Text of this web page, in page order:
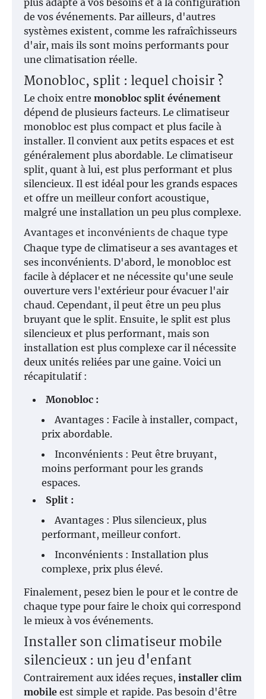
plus adapté à vos besoins et à la configuration
de vos événements. Par ailleurs, d'autres
systèmes existent, comme les rafraîchisseurs
d'air, mais ils sont moins performants pour
une climatisation réelle.
Monobloc, split : lequel choisir ?
Le choix entre monobloc split événement
dépend de plusieurs facteurs. Le climatiseur
monobloc est plus compact et plus facile à
installer. Il convient aux petits espaces et est
généralement plus abordable. Le climatiseur
split, quant à lui, est plus performant et plus
silencieux. Il est idéal pour les grands espaces
et offre un meilleur confort acoustique,
malgré une installation un peu plus complexe.
Avantages et inconvénients de chaque type
Chaque type de climatiseur a ses avantages et
ses inconvénients. D'abord, le monobloc est
facile à déplacer et ne nécessite qu'une seule
ouverture vers l'extérieur pour évacuer l'air
chaud. Cependant, il peut être un peu plus
bruyant que le split. Ensuite, le split est plus
silencieux et plus performant, mais son
installation est plus complexe car il nécessite
deux unités reliées par une gaine. Voici un
récapitulatif :
Monobloc :
Avantages : Facile à installer, compact,
prix abordable.
Inconvénients : Peut être bruyant,
moins performant pour les grands
espaces.
Split :
Avantages : Plus silencieux, plus
performant, meilleur confort.
Inconvénients : Installation plus
complexe, prix plus élevé.
Finalement, pesez bien le pour et le contre de
chaque type pour faire le choix qui correspond
le mieux à vos événements.
Installer son climatiseur mobile
silencieux : un jeu d'enfant
Contrairement aux idées reçues, installer clim
mobile est simple et rapide. Pas besoin d'être